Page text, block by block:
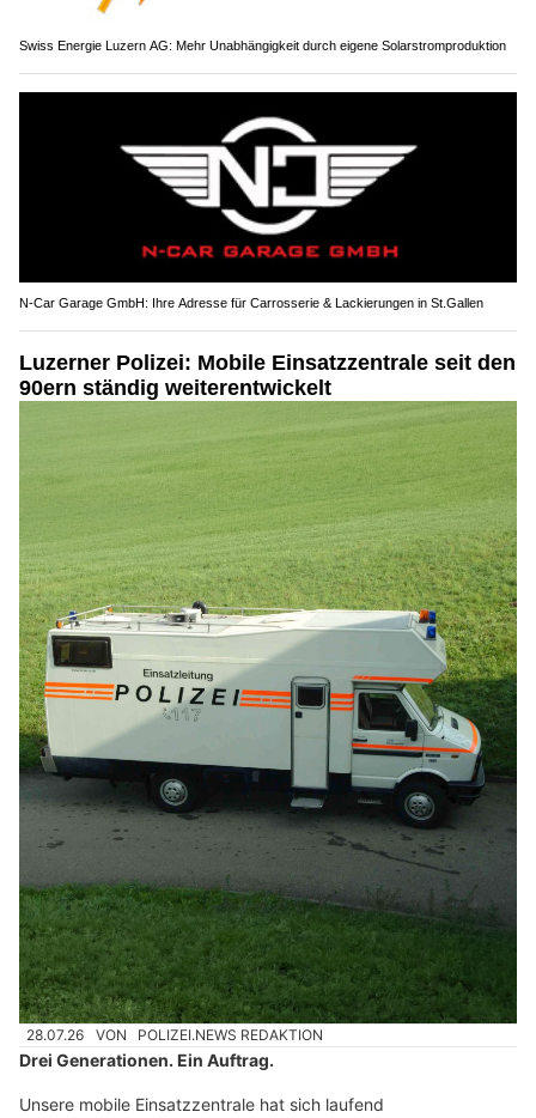
Swiss Energie Luzern AG: Mehr Unabhängigkeit durch eigene Solarstromproduktion
N-Car Garage GmbH: Ihre Adresse für Carrosserie & Lackierungen in St.Gallen
Luzerner Polizei: Mobile Einsatzzentrale seit den
90ern ständig weiterentwickelt
28.07.26 VON POLIZEI.NEWS REDAKTION
Drei Generationen. Ein Auftrag.
Unsere mobile Einsatzzentrale hat sich laufend